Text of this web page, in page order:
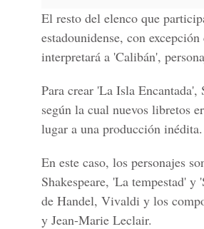
El resto del elenco que
estadounidense, con
interpretará a 'Calibán',
Para crear 'La Isla
según la cual nuevos libretos
lugar a una producción inédita.
En este caso, los personajes
Shakespeare, 'La tempestad'
de Handel, Vivaldi y los
y Jean-Marie Leclair.